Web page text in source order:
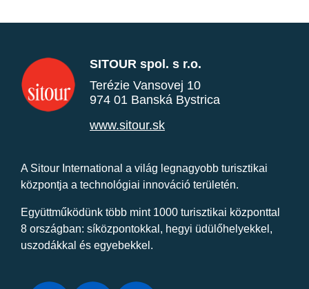
SITOUR spol. s r.o.
Terézie Vansovej 10
974 01 Banská Bystrica
www.sitour.sk
A Sitour International a világ legnagyobb turisztikai
központja a technológiai innováció területén.
Együttműködünk több mint 1000 turisztikai központtal
8 országban: síközpontokkal, hegyi üdülőhelyekkel,
uszodákkal és egyebekkel.